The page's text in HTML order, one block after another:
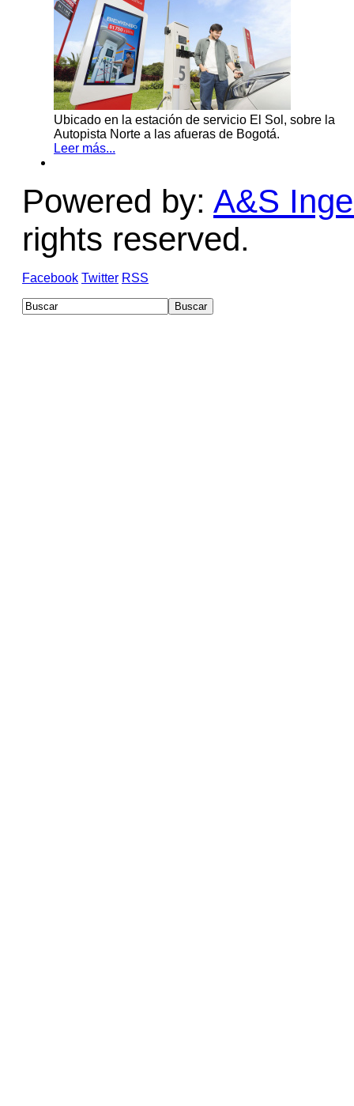
Ubicado en la estación de servicio El Sol, sobre la
Autopista Norte a las afueras de Bogotá.
Leer más...
Powered by: A&S
rights reserved.
Facebook Twitter RSS